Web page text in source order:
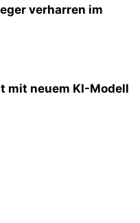
verharren im
mit neuem KI-Modell